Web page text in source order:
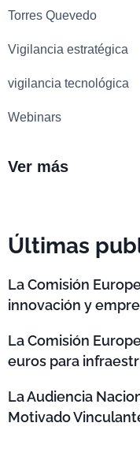
Torres Quevedo
Vigilancia estratégica
vigilancia tecnológica
Webinars
Ver más
Últimas
La Comisión
innovación y
La Comisión
euros para
La Audiencia
Motivado